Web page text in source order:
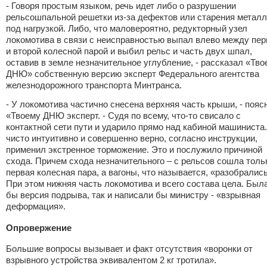
- Говоря простым языком, речь идет либо о разрушении
рельсошпальной решетки из-за дефектов или старения
под нагрузкой. Либо, что маловероятно, редукторный узел
локомотива в связи с неисправностью выпал влево между
и второй колесной парой и выбил рельс и часть двух шпал,
оставив в земле незначительное углубление, - рассказал
ДНЮ» собственную версию эксперт Федерального агентства
железнодорожного транспорта Минтранса.
- У локомотива частично снесена верхняя часть крыши, -
«Твоему ДНЮ эксперт. - Судя по всему, что-то свисало с
контактной сети пути и ударило прямо над кабиной
чисто интуитивно и совершенно верно, согласно инструкции,
применил экстренное торможение. Это и послужило причиной
схода. Причем схода незначительного – с рельсов сошла
первая колесная пара, а вагоны, что называется,
При этом нижняя часть локомотива и всего состава цела.
бы версия подрыва, так и написали бы министру - «взрывная
деформация».
Опровержение
Большие вопросы вызывает и факт отсутствия «воронки от
взрывного устройства эквивалентом 2 кг тротила».